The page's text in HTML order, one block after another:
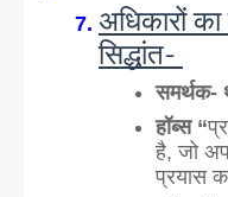
अधिकारों का
सिद्धांत-
समर्थक-
हॉब्स “
है, जो
प्रयास